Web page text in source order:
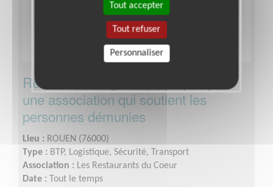
Référent(e) Régional(e) projets pour
une association qui soutient les
personnes démunies
Lieu : ROUEN (76000)
Type : BTP, Logistique, Sécurité, Transport
Association : Les Restaurants du Coeur
Date : Tout le temps
Tout accepter
Tout refuser
Personnaliser